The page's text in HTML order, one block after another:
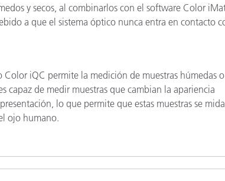
y secos, al combinarlos con el software Color
a que el sistema óptico nunca entra en contacto
iQC permite la medición de muestras húmedas o
capaz de medir muestras que cambian la apariencia
lo que permite que estas muestras se
ojo humano.